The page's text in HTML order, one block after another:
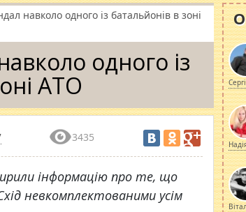
навколо одного із батальйонів в зоні
одного із
АТО
3435
інформацію про те, що
невкомплектованими усім